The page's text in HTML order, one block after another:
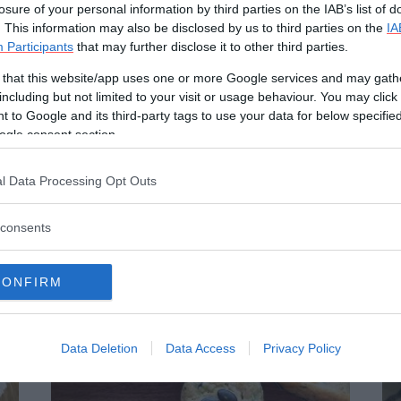
of your personal information by third parties on the IAB’s list of
This information may also be disclosed by us to third parties on the
Participants that may further disclose it to other third parties.
that this website/app uses one or more Google services and may
but not limited to your visit or usage behaviour. You may
to Google and its third-party tags to use your data for below
consent section.
Data Processing Opt Outs
Data Deletion Data Access Privacy Policy
crostatine di nocciole e mirtilli
byGiorgia Di Sabatino